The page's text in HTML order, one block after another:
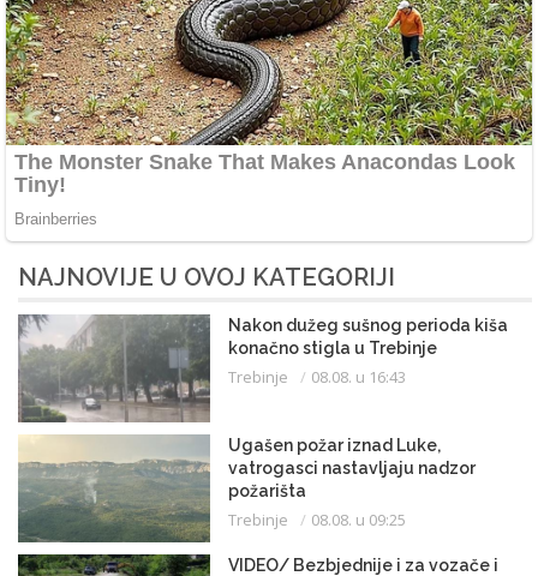
NAJNOVIJE U OVOJ KATEGORIJI
Nakon dužeg sušnog perioda kiša
konačno stigla u Trebinje
Trebinje 08.08. u 16:43
Ugašen požar iznad Luke,
vatrogasci nastavljaju nadzor
požarišta
Trebinje 08.08. u 09:25
VIDEO/ Bezbjednije i za vozače i